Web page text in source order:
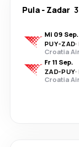
Pula- Zadar
Mi 09 Sep.
PUY-ZAD·
Croatia
Fr 11 Sep.
ZAD-PUY·
Croatia